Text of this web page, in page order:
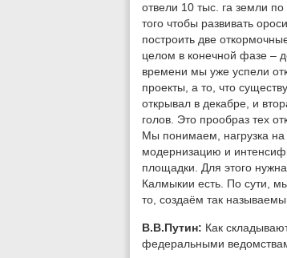
отвели 10 тыс. га земли
того чтобы развивать
построить две
целом в конечной фазе –
времени мы уже успели
проекты, а то, что
открывал в декабре, и
голов. Это прообраз тех
Мы понимаем, нагрузка на
модернизацию и
площадки. Для этого
Калмыкии есть. По сути,
то, создаём так
В.В.Путин: Как
федеральными